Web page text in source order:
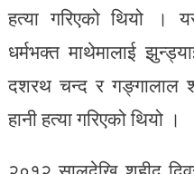
हत्या गरिएको थियो ।
धर्मभक्त माथेमालाई
दशरथ चन्द र गङ्गालाल
हानी हत्या गरिएको थियो ।